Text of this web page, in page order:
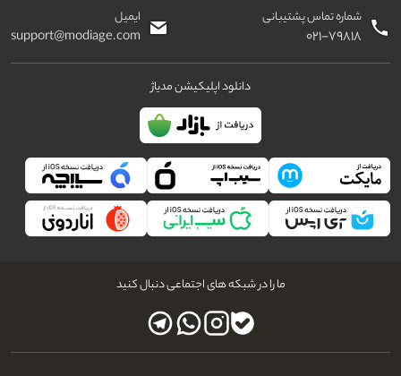
شماره تماس پشتیبانی
۰۲۱-۷۹۸۱۸
ایمیل
support@modiage.com
دانلود اپلیکیشن مدیاژ
ما را در شبکه های اجتماعی دنبال کنید